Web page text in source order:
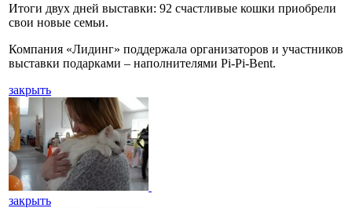
Итоги двух дней выставки: 92 счастливые кошки приобрели
свои новые семьи.
Компания «Лидинг» поддержала организаторов и участников
выставки подарками – наполнителями Pi-Pi-Bent.
закрыть
закрыть